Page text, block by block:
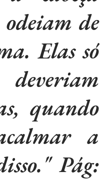
de
Elas só
deveriam
quando
a
Pág: